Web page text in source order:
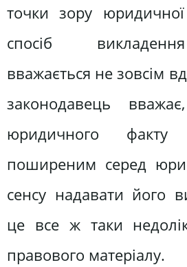
точки зору
спосіб
вважається не зовсім
законодавець
юридичного факту
поширеним серед
сенсу надавати його
це все ж таки
правового матеріалу.